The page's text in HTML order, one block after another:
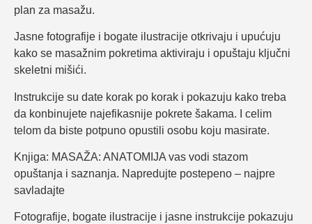
plan za masažu.
Jasne fotografije i bogate ilustracije otkrivaju i upućuju
kako se masažnim pokretima aktiviraju i opuštaju ključni
skeletni mišići.
Instrukcije su date korak po korak i pokazuju kako treba
da konbinujete najefikasnije pokrete šakama. I celim
telom da biste potpuno opustili osobu koju masirate.
Knjiga: MASAŽA: ANATOMIJA vas vodi stazom
opuštanja i saznanja. Napredujte postepeno – najpre
savladajte
Fotografije, bogate ilustracije i jasne instrukcije pokazuju